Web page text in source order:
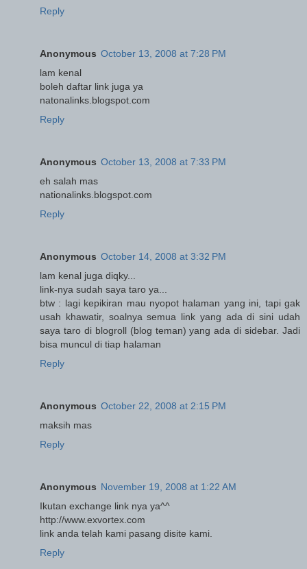
Reply
Anonymous October 13, 2008 at 7:28 PM
lam kenal
boleh daftar link juga ya
natonalinks.blogspot.com
Reply
Anonymous October 13, 2008 at 7:33 PM
eh salah mas
nationalinks.blogspot.com
Reply
Anonymous October 14, 2008 at 3:32 PM
lam kenal juga diqky...
link-nya sudah saya taro ya...
btw : lagi kepikiran mau nyopot halaman yang ini, tapi gak
usah khawatir, soalnya semua link yang ada di sini udah
saya taro di blogroll (blog teman) yang ada di sidebar. Jadi
bisa muncul di tiap halaman
Reply
Anonymous October 22, 2008 at 2:15 PM
maksih mas
Reply
Anonymous November 19, 2008 at 1:22 AM
Ikutan exchange link nya ya^^
http://www.exvortex.com
link anda telah kami pasang disite kami.
Reply